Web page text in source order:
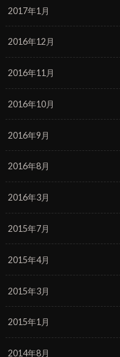
2017年1月
2016年12月
2016年11月
2016年10月
2016年9月
2016年8月
2016年3月
2015年7月
2015年4月
2015年3月
2015年1月
2014年8月